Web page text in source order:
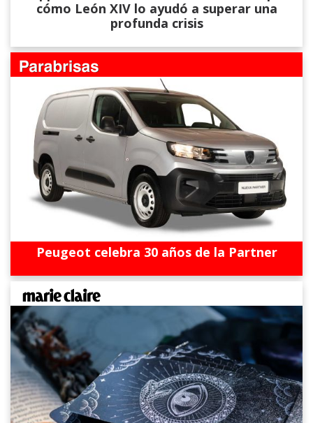
cómo León XIV lo ayudó a superar una
profunda crisis
Peugeot celebra 30 años de la Partner